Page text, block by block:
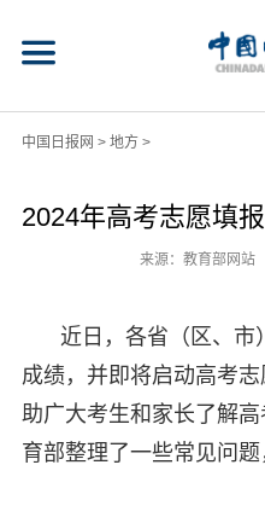
中国日报网 > 地方>
2024年高考志愿填
来源：教育部网站
近日，各省（区、市
成绩，并即将启动高考
助广大考生和家长了解
育部整理了一些常见问题